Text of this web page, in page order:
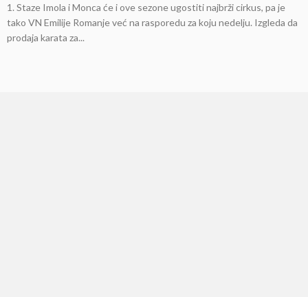
1. Staze Imola i Monca će i ove sezone ugostiti najbrži cirkus, pa je
tako VN Emilije Romanje već na rasporedu za koju nedelju. Izgleda da
prodaja karata za...